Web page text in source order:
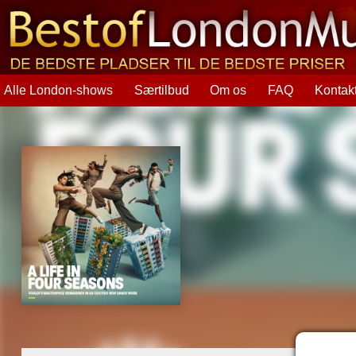
Alle London-shows Særtilbud Om os FAQ